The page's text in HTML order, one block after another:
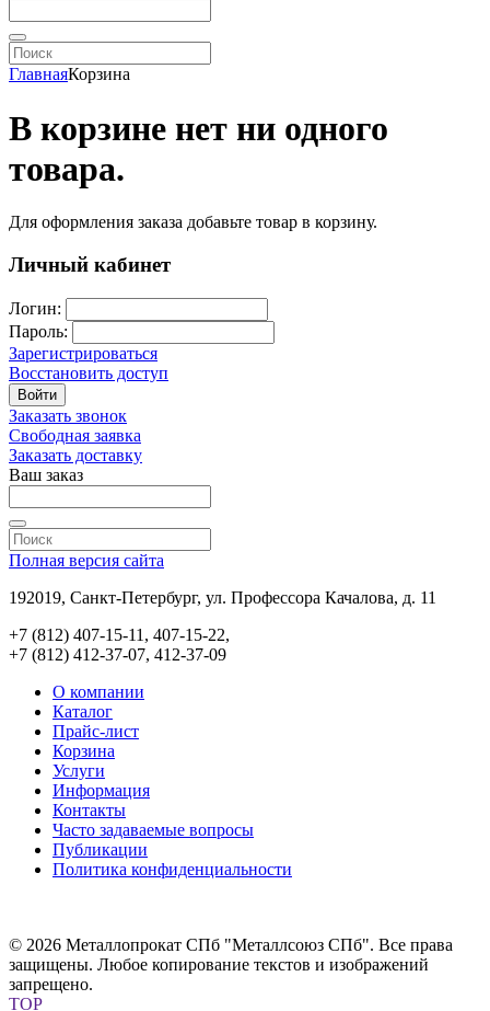
ГлавнаяКорзина
В корзине нет ни одного
товара.
Для оформления заказа добавьте товар в корзину.
Личный кабинет
Логин:
Пароль:
Зарегистрироваться
Восстановить доступ
Войти
Заказать звонок
Свободная заявка
Заказать доставку
Ваш заказ
Полная версия сайта
192019, Санкт-Петербург, ул. Профессора Качалова, д. 11
+7 (812) 407-15-11, 407-15-22,
+7 (812) 412-37-07, 412-37-09
О компании
Каталог
Прайс-лист
Корзина
Услуги
Информация
Контакты
Часто задаваемые вопросы
Публикации
Политика конфиденциальности
© 2026 Металлопрокат СПб "Металлсоюз СПб". Все права
защищены. Любое копирование текстов и изображений
запрещено.
TOP